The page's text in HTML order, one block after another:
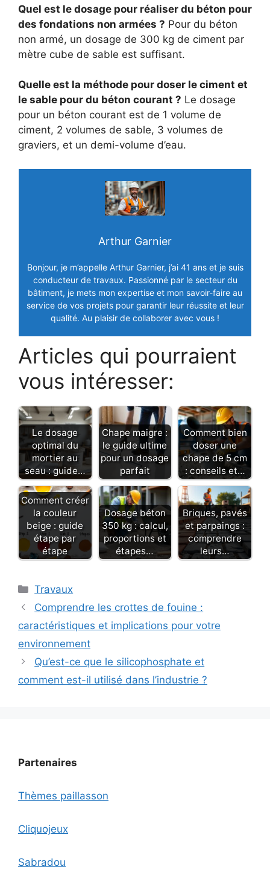
Quel est le dosage pour réaliser du béton pour
des fondations non armées ? Pour du béton
non armé, un dosage de 300 kg de ciment par
mètre cube de sable est suffisant.
Quelle est la méthode pour doser le ciment et
le sable pour du béton courant ? Le dosage
pour un béton courant est de 1 volume de
ciment, 2 volumes de sable, 3 volumes de
graviers, et un demi-volume d’eau.
Arthur Garnier
Bonjour, je m’appelle Arthur Garnier, j’ai 41 ans et je suis
conducteur de travaux. Passionné par le secteur du
bâtiment, je mets mon expertise et mon savoir-faire au
service de vos projets pour garantir leur réussite et leur
qualité. Au plaisir de collaborer avec vous !
Articles qui pourraient
vous intéresser:
Le dosage
optimal du
mortier au
seau : guide…
Chape maigre :
le guide ultime
pour un dosage
parfait
Comment bien
doser une
chape de 5 cm
: conseils et…
Comment créer
la couleur
beige : guide
étape par
étape
Dosage béton
350 kg : calcul,
proportions et
étapes…
Briques, pavés
et parpaings :
comprendre
leurs…
Catégories
Travaux
Comprendre les crottes de fouine :
caractéristiques et implications pour votre
environnement
Qu’est-ce que le silicophosphate et
comment est-il utilisé dans l’industrie ?
Partenaires
Thèmes paillasson
Cliquojeux
Sabradou